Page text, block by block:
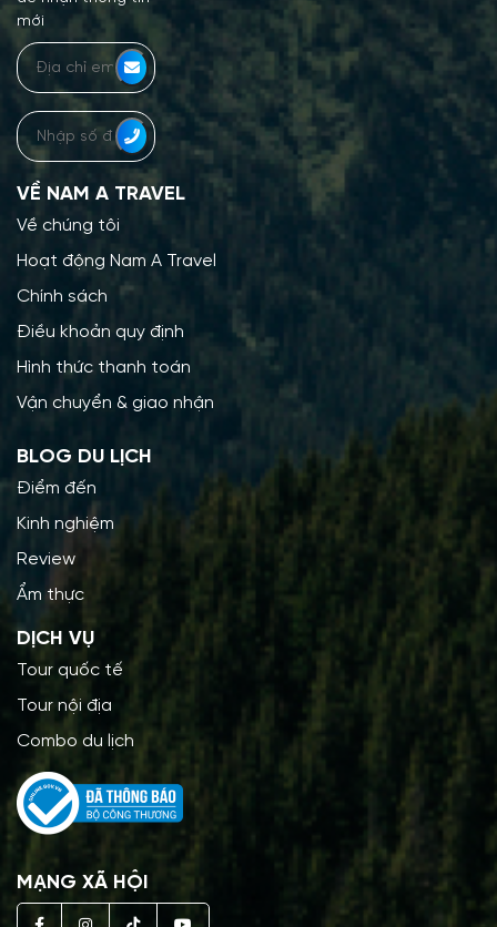
mới
VỀ NAM A TRAVEL
Về chúng tôi
Hoạt động Nam A Travel
Chính sách
Điều khoản quy định
Hình thức thanh toán
Vận chuyển & giao nhận
BLOG DU LỊCH
Điểm đến
Kinh nghiệm
Review
Ẩm thực
DỊCH VỤ
Tour quốc tế
Tour nội địa
Combo du lịch
MẠNG XÃ HỘI